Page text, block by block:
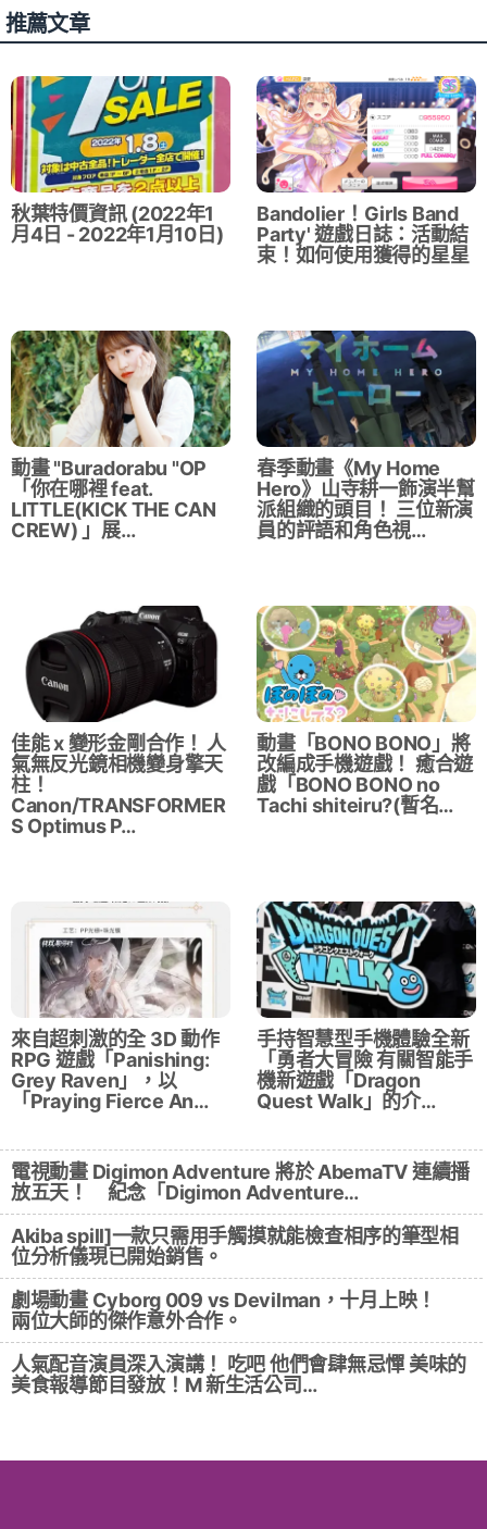
推薦文章
秋葉特價資訊 (2022年1
月4日 - 2022年1月10日)
Bandolier！Girls Band
Party' 遊戲日誌：活動結
束！如何使用獲得的星星
動畫 "Buradorabu "OP
「你在哪裡 feat.
LITTLE(KICK THE CAN
CREW) 」展…
春季動畫《My Home
Hero》山寺耕一飾演半幫
派組織的頭目！ 三位新演
員的評語和角色視…
佳能 x 變形金剛合作！ 人
氣無反光鏡相機變身擎天
柱！
Canon/TRANSFORMER
S Optimus P…
動畫「BONO BONO」將
改編成手機遊戲！ 癒合遊
戲「BONO BONO no
Tachi shiteiru?(暫名…
來自超刺激的全 3D 動作
RPG 遊戲「Panishing:
Grey Raven」，以
「Praying Fierce An…
手持智慧型手機體驗全新
「勇者大冒險 有關智能手
機新遊戲「Dragon
Quest Walk」的介…
電視動畫 Digimon Adventure 將於 AbemaTV 連續播
放五天！ 紀念「Digimon Adventure…
Akiba spill]一款只需用手觸摸就能檢查相序的筆型相
位分析儀現已開始銷售。
劇場動畫 Cyborg 009 vs Devilman，十月上映！
兩位大師的傑作意外合作。
人氣配音演員深入演講！ 吃吧 他們會肆無忌憚 美味的
美食報導節目發放！M 新生活公司…